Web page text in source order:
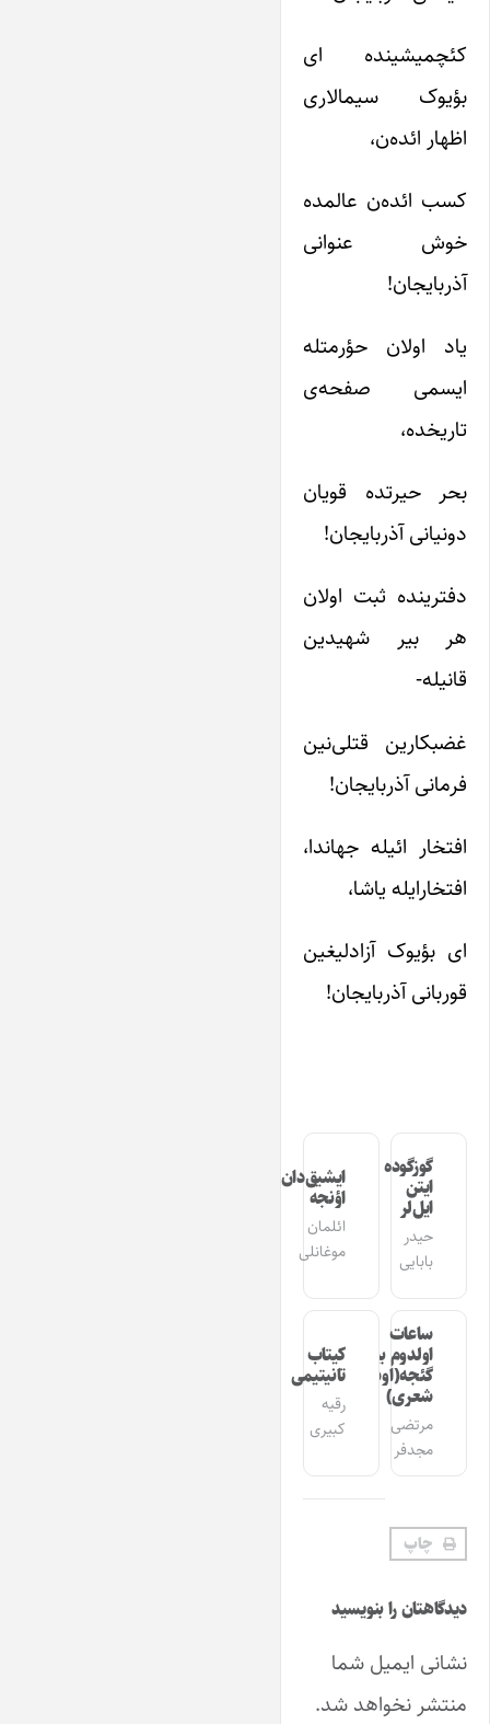
کئچمیشینده ای
بؤیوک سیمالاری
اظهار ائده‌ن،
کسب ائده‌ن عالمده
خوش عنوانی
آذربایجان!
یاد اولان حؤرمتله
ایسمی صفحه‌ی
تاریخده،
بحر حیرتده قویان
دونیانی آذربایجان!
دفترینده ثبت اولان
هر بیر شهیدین
قانیله-
غضبکارین قتلی‌نین
فرمانی آذربایجان!
افتخار ائیله جهاندا،
افتخارایله یاشا،
ای بؤیوک آزادلیغین
قوربانی آذربایجان!
گوزگوده
ایتن
ایل‌لر
حیدر
بابایی
ایشیق‌دان
اؤنجه
ائلمان
موغانلی
ساعات
اولدوم بیر
گئجه(اوشاق
شعری)
مرتضی
مجدفر
کیتاب
تانیتیمی
رقیه
کبیری
چاپ
دیدگاهتان را بنویسید
نشانی ایمیل شما
منتشر نخواهد شد.